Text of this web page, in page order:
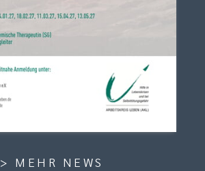
> MEHR NEWS